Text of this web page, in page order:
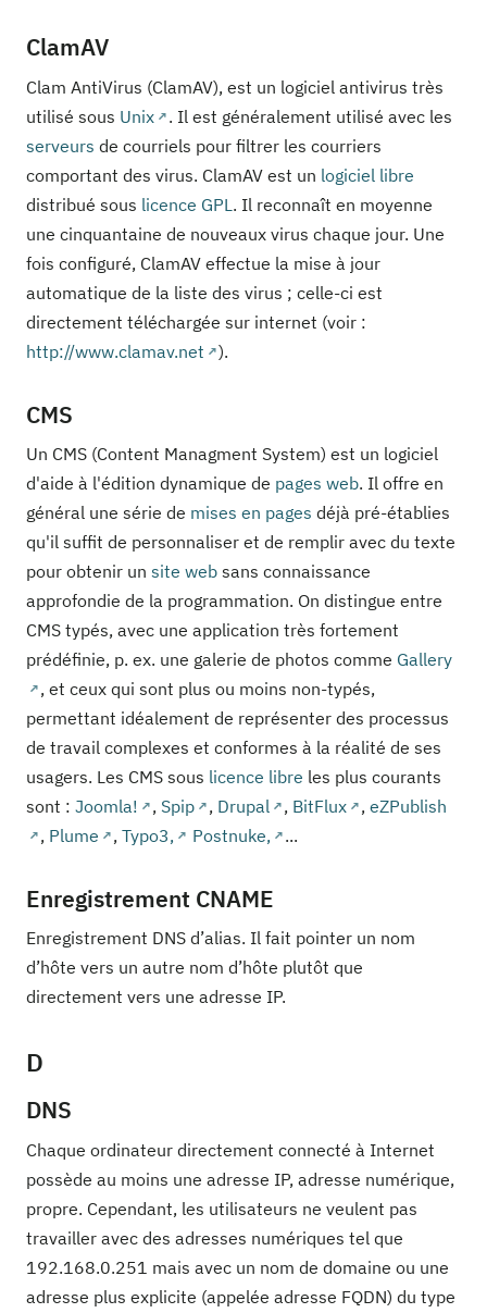
ClamAV
Clam AntiVirus (ClamAV), est un logiciel antivirus très
utilisé sous Unix
. Il est généralement utilisé avec les
serveurs de courriels pour filtrer les courriers
comportant des virus. ClamAV est un logiciel libre
distribué sous licence GPL . Il reconnaît en moyenne
une cinquantaine de nouveaux virus chaque jour. Une
fois configuré, ClamAV effectue la mise à jour
automatique de la liste des virus ; celle-ci est
directement téléchargée sur internet (voir :
http://www.clamav.net
).
CMS
Un CMS (Content Managment System) est un logiciel
d'aide à l'édition dynamique de pages web. Il offre en
général une série de mises en pages déjà pré-établies
qu'il suffit de personnaliser et de remplir avec du texte
pour obtenir un site web sans connaissance
approfondie de la programmation. On distingue entre
CMS typés, avec une application très fortement
prédéfinie, p. ex. une galerie de photos comme Gallery
, et ceux qui sont plus ou moins non-typés,
permettant idéalement de représenter des processus
de travail complexes et conformes à la réalité de ses
usagers. Les CMS sous licence libre les plus courants
sont : Joomla! , Spip , Drupal , BitFlux ,eZPublish
, Plume ,Typo3, Postnuke, ...
Enregistrement CNAME
Enregistrement DNS d’alias. Il fait pointer un nom
d’hôte vers un autre nom d’hôte plutôt que
directement vers une adresse IP.
D
DNS
Chaque ordinateur directement connecté à Internet
possède au moins une adresse IP, adresse numérique,
propre. Cependant, les utilisateurs ne veulent pas
travailler avec des adresses numériques tel que
192.168.0.251 mais avec un nom de domaine ou une
adresse plus explicite (appelée adresse FQDN) du type